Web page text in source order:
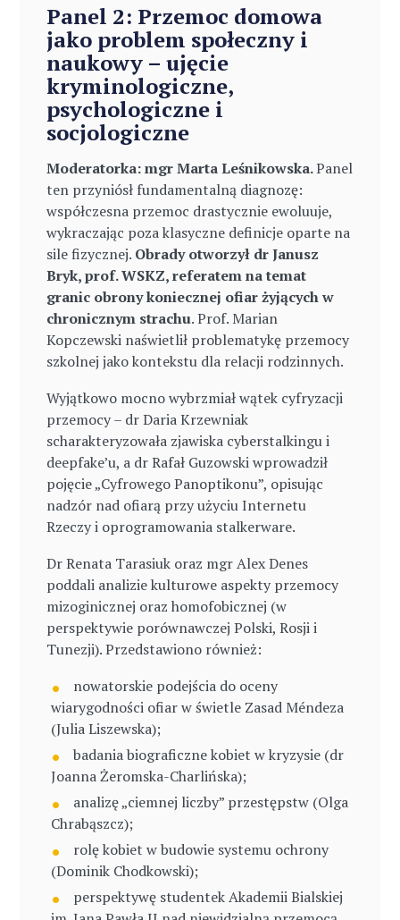
Panel 2: Przemoc domowa
jako problem społeczny i
naukowy – ujęcie
kryminologiczne,
psychologiczne i
socjologiczne
Moderatorka: mgr Marta Leśnikowska.Panel
ten przyniósł fundamentalną diagnozę:
współczesna przemoc drastycznie ewoluuje,
wykraczając poza klasyczne definicje oparte na
sile fizycznej. Obrady otworzył dr Janusz
Bryk, prof. WSKZ, referatem na temat
granic obrony koniecznej ofiar żyjących w
chronicznym strachu. Prof. Marian
Kopczewski naświetlił problematykę przemocy
szkolnej jako kontekstu dla relacji rodzinnych.
Wyjątkowo mocno wybrzmiał wątek cyfryzacji
przemocy – dr Daria Krzewniak
scharakteryzowała zjawiska cyberstalkingu i
deepfake’u, a dr Rafał Guzowski wprowadził
pojęcie „Cyfrowego Panoptikonu”, opisując
nadzór nad ofiarą przy użyciu Internetu
Rzeczy i oprogramowania stalkerware.
Dr Renata Tarasiuk oraz mgr Alex Denes
poddali analizie kulturowe aspekty przemocy
mizoginicznej oraz homofobicznej (w
perspektywie porównawczej Polski, Rosji i
Tunezji). Przedstawiono również:
nowatorskie podejścia do oceny
wiarygodności ofiar w świetle Zasad Méndeza
(Julia Liszewska);
badania biograficzne kobiet w kryzysie (dr
Joanna Żeromska-Charlińska);
analizę „ciemnej liczby” przestępstw (Olga
Chrabąszcz);
rolę kobiet w budowie systemu ochrony
(Dominik Chodkowski);
perspektywę studentek Akademii Bialskiej